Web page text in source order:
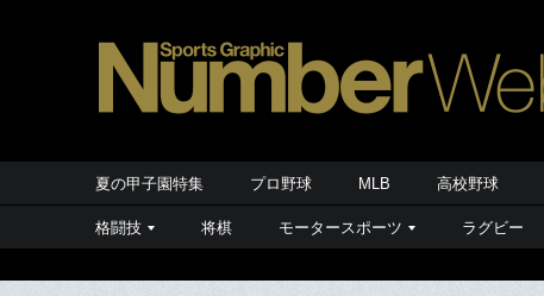
夏の甲子園特集 プロ野球 MLB 高校野球
格闘技 将棋 モータースポーツ ラグビー